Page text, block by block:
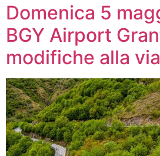
Domenica 5
BGY Airport
modifiche alla